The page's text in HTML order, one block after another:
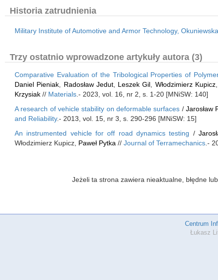
Historia zatrudnienia
Military Institute of Automotive and Armor Technology,
Trzy ostatnio wprowadzone artykuły autora (3)
Comparative Evaluation of the Tribological Properties of
Daniel Pieniak
Radosław Jedut, Leszek Gil Włodzimierz Kupicz
Krzysiak // Materials .- 2023, vol. 16, nr 2, s. 1-20 [MNiSW: 140]
A research of vehicle stability on deformable surfaces /Jarosław
and Reliability.- 2013, vol. 15, nr 3, s. 290-296 [MNiSW: 15]
An instrumented vehicle for off road dynamics testing /
Włodzimierz Kupicz, Paweł Pytka // Journal of Terramechanics .-
Jeżeli ta strona zawiera nieaktualne, błędne
Centrum
Łukasz